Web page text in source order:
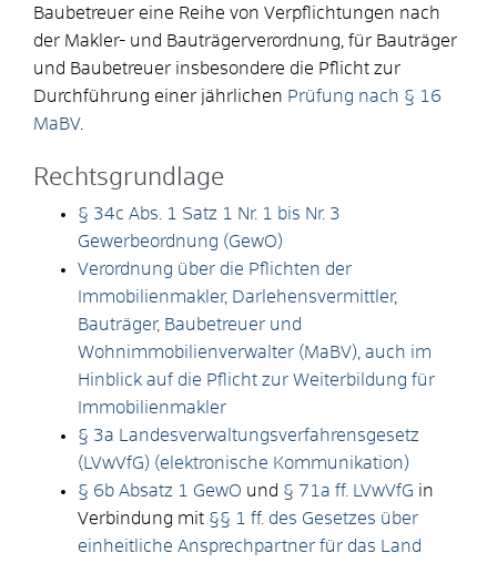
Baubetreuer eine Reihe von Verpflichtungen nach
der Makler- und Bauträgerverordnung, für Bauträger
und Baubetreuer insbesondere die Pflicht zur
Durchführung einer jährlichen Prüfung nach § 16
MaBV.
Rechtsgrundlage
§ 34c Abs. 1 Satz 1 Nr. 1 bis Nr. 3
Gewerbeordnung (GewO)
Verordnung über die Pflichten der
Immobilienmakler, Darlehensvermittler,
Bauträger, Baubetreuer und
Wohnimmobilienverwalter (MaBV), auch im
Hinblick auf die Pflicht zur Weiterbildung für
Immobilienmakler
§ 3a Landesverwaltungsverfahrensgesetz
(LVwVfG) (elektronische Kommunikation)
§ 6b Absatz 1 GewO und § 71a ff. LVwVfG in
Verbindung mit §§ 1 ff. des Gesetzes über
einheitliche Ansprechpartner für das Land